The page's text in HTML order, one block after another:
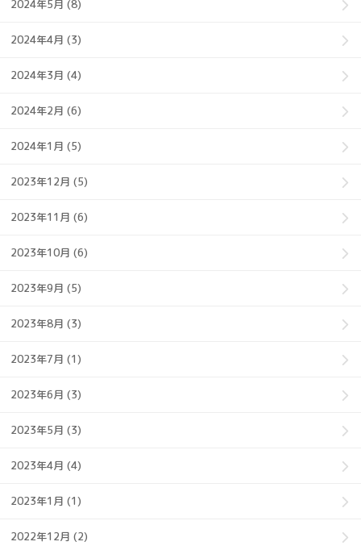
2024年5月 (8)
2024年4月 (3)
2024年3月 (4)
2024年2月 (6)
2024年1月 (5)
2023年12月 (5)
2023年11月 (6)
2023年10月 (6)
2023年9月 (5)
2023年8月 (3)
2023年7月 (1)
2023年6月 (3)
2023年5月 (3)
2023年4月 (4)
2023年1月 (1)
2022年12月 (2)